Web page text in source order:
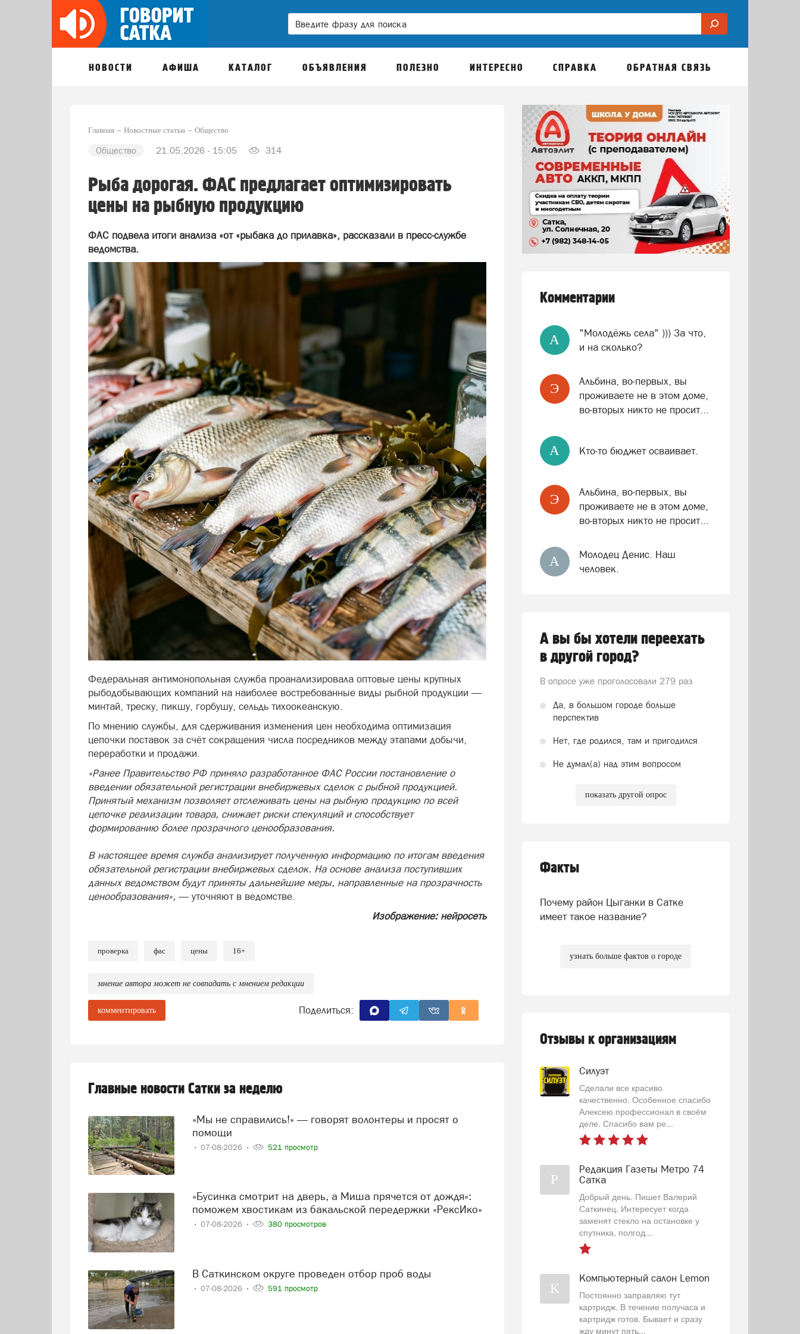
НОВОСТИ АФИША КАТАЛОГ ОБЪЯВЛЕНИЯ ПОЛЕЗНО ИНТЕРЕСНО СПРАВКА ОБРАТНАЯ СВЯЗЬ
Главная Новостные статьи Общество
Общество 21.05.2026 - 15:05 314
Рыба дорогая. ФАС предлагает оптимизировать
цены на рыбную продукцию
ФАС подвела итоги анализа «от «рыбака до прилавка», рассказали в пресс-службе
ведомства.
Федеральная антимонопольная служба проанализировала оптовые цены крупных
рыбодобывающих компаний на наиболее востребованные виды рыбной продукции —
минтай, треску, пикшу, горбушу, сельдь тихоокеанскую.
По мнению службы, для сдерживания изменения цен необходима оптимизация
цепочки поставок за счёт сокращения числа посредников между этапами добычи,
переработки и продажи.
«Ранее Правительство РФ приняло разработанное ФАС России постановление о
введении обязательной регистрации внебиржевых сделок с рыбной продукцией.
Принятый механизм позволяет отслеживать цены на рыбную продукцию по всей
цепочке реализации товара, снижает риски спекуляций и способствует
формированию более прозрачного ценообразования.
В настоящее время служба анализирует полученную информацию по итогам введения
обязательной регистрации внебиржевых сделок. На основе анализа поступивших
данных ведомством будут приняты дальнейшие меры, направленные на прозрачность
ценообразования», — уточняют в ведомстве.
Изображение: нейросеть
проверка фас цены 16+
мнение автора может не совпадать с мнением редакции
комментировать Поделиться:
Главные новости Сатки за неделю
«Мы не справились!» — говорят волонтеры и просят о
помощи
07-08-2026 521 просмотр
«Бусинка смотрит на дверь, а Миша прячется от дождя»:
поможем хвостикам из бакальской передержки «РексИко»
07-08-2026 380 просмотров
В Саткинском округе проведен отбор проб воды
07-08-2026 591 просмотр
Комментарии
A
"Молодёжь села" ))) За что,
и на сколько?
Э
Альбина, во-первых, вы
проживаете не в этом доме,
во-вторых никто не просит...
A Кто-то бюджет осваивает.
Э
Альбина, во-первых, вы
проживаете не в этом доме,
во-вторых никто не просит...
А
Молодец Денис. Наш
человек.
А вы бы хотели переехать
в другой город?
В опросе уже проголосовали 279 раз
Да, в большом городе больше
перспектив
Нет, где родился, там и пригодился
Не думал(а) над этим вопросом
показать другой опрос
Факты
Почему район Цыганки в Сатке
имеет такое название?
узнать больше фактов о городе
Отзывы к организациям
Силуэт
Сделали все красиво
качественно. Особенное спасибо
Алексею профессионал в своём
деле. Спасибо вам ре...
Р
Редакция Газеты Метро 74
Сатка
Добрый день. Пишет Валерий
Саткинец. Интересует когда
заменят стекло на остановке у
спутника, полгод...
К
Компьютерный салон Lemon
Постоянно заправляю тут
картридж. В течение получаса и
картридж готов. Бывает и сразу
жду минут пять...